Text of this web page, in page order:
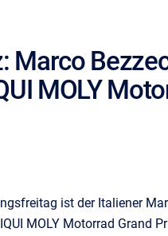
Marco
MOLY
ist der Italiener
MOLY Motorrad Grand